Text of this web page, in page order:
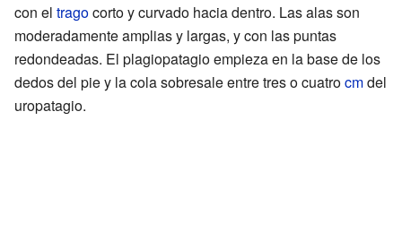
con el tragocorto y curvado hacia dentro. Las alas son
moderadamente amplias y largas, y con las puntas
redondeadas. El plagiopatagio empieza en la base de los
dedos del pie y la cola sobresale entre tres o cuatrocmdel
uropatagio.